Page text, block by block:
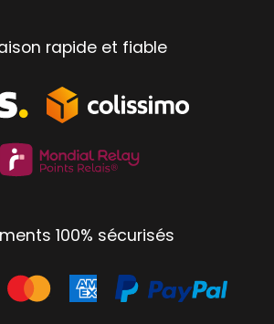
rapide et fiable
100% sécurisés